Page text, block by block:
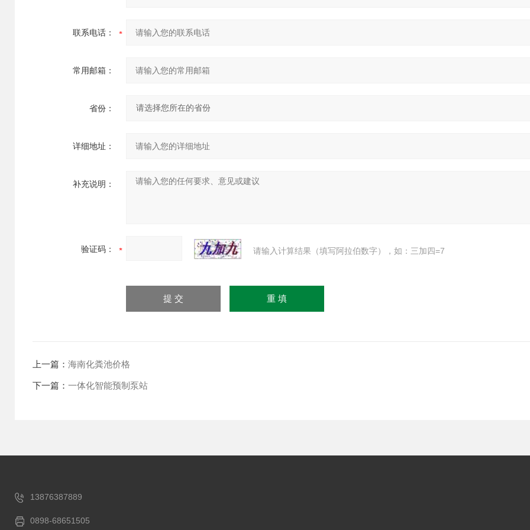
联系电话：
常用邮箱：
省份：
详细地址：
补充说明：
验证码： 请输入计算结果（填写阿拉伯数字），如：三加四=7
上一篇： 海南化粪池价格
下一篇： 一体化智能预制泵站
13876387889
0898-68651505